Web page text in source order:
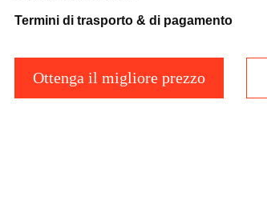
Termini di trasporto & di pagamento
Ottenga il migliore prezzo